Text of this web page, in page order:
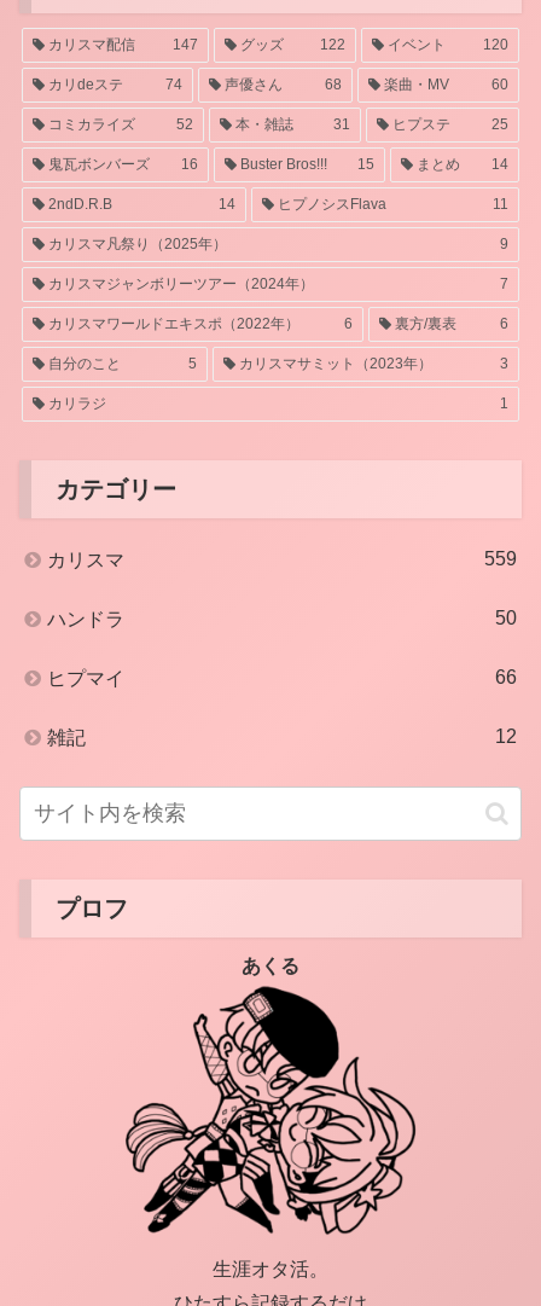
カリスマ配信 147 グッズ 122 イベント 120
カリdeステ 74 声優さん 68 楽曲・MV 60
コミカライズ 52 本・雑誌 31 ヒプステ 25
鬼瓦ボンバーズ 16 Buster Bros!!! 15 まとめ 14
2ndD.R.B 14 ヒプノシスFlava 11
カリスマ凡祭り（2025年） 9
カリスマジャンボリーツアー（2024年） 7
カリスマワールドエキスポ（2022年） 6 裏方/裏表 6
自分のこと 5 カリスマサミット（2023年） 3
カリラジ 1
カテゴリー
カリスマ 559
ハンドラ 50
ヒプマイ 66
雑記 12
プロフ
あくる
生涯オタ活。